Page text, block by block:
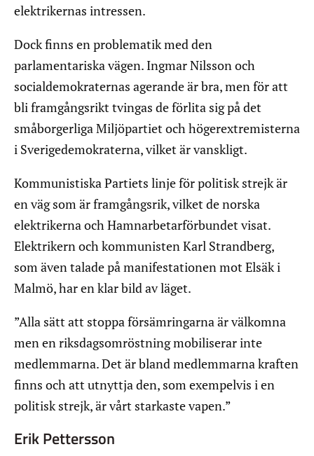
elektrikernas intressen.
Dock finns en problematik med den
parlamentariska vägen. Ingmar Nilsson och
socialdemokraternas agerande är bra, men för att
bli framgångsrikt tvingas de förlita sig på det
småborgerliga Miljöpartiet och högerextremisterna
i Sverigedemokraterna, vilket är vanskligt.
Kommunistiska Partiets linje för politisk strejk är
en väg som är framgångsrik, vilket de norska
elektrikerna och Hamnarbetarförbundet visat.
Elektrikern och kommunisten Karl Strandberg,
som även talade på manifestationen mot Elsäk i
Malmö, har en klar bild av läget.
”Alla sätt att stoppa försämringarna är välkomna
men en riksdagsomröstning mobiliserar inte
medlemmarna. Det är bland medlemmarna kraften
finns och att utnyttja den, som exempelvis i en
politisk strejk, är vårt starkaste vapen.”
Erik Pettersson